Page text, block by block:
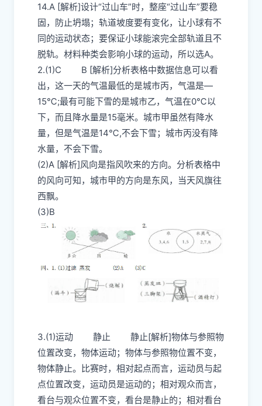
14.A [解析]设计“过山车”时，整座“过山车”要稳
固，防止坍塌；轨道坡度要有变化，让小球有不
同的运动状态；要保证小球能滚完全部轨道且不
脱轨。材料种类会影响小球的运动，所以选A。
2.(1)C B [解析]分析表格中数据信息可以看
出，这一天的气温最低的是城市丙，气温是—
15℃;最有可能下雪的是城市乙，气温在0℃以
下，而且降水量是15毫米。城市甲虽然有降水
量，但是气温是14℃,不会下雪；城市丙没有降
水量，不会下雪。
(2)A [解析]风向是指风吹来的方向。分析表格中
的风向可知，城市甲的方向是东风，当天风旗往
西飘。
(3)B
3.(1)运动 静止 静止[解析]物体与参照物
位置改变，物体运动；物体与参照物位置不变，
物体静止。比赛时，相对起点而言，运动员与起
点位置改变，运动员是运动的；相对观众而言，
看台与观众位置不变，看台是静止的；相对看台